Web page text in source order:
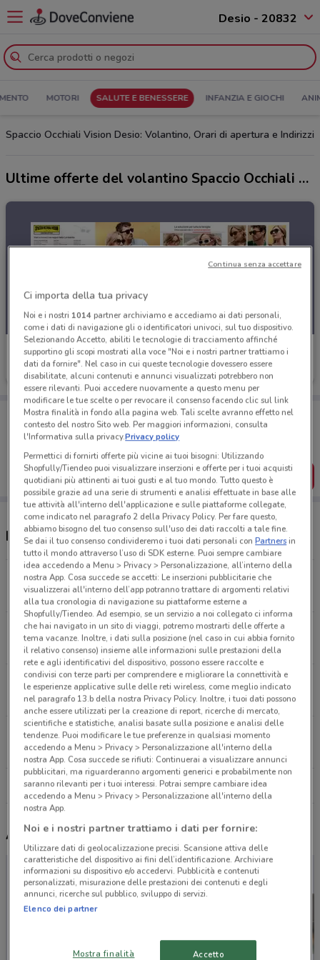
Desio - 20832
MOTORI SALUTE E BENESSERE INFANZIA E GIOCHI
Spaccio Occhiali Vision Desio: Volantino, Orari di apertura e Indirizzi
Ultime offerte del volantino Spaccio Occhiali Vision
Spaccio Occhiali Vision
Scade il 31/08
Porta DoveConviene sempre con te!
Puoi trovare le migliori offerte dei negozi vicino a te,
salvarle e creare la tua lista del risparmio, comodamente
SCARICA L’APP
Negozi Spaccio Occhiali Vision a Desio
Via per Alzate 22 Cantù
14.6 km
CHIUSO
Via A. Vassallo, 50 Pessano Con Bornago
16.4 km
CHIUSO
Via Trieste 13 Erba
20.3 km
CHIUSO
Via Cesare Battisti 57 Legnano
22.6 km
CHIUSO
Tutti i negozi Spaccio Occhiali Vision
Altri volantini nelle vicinanze
Ci importa della tua privacy
Noi e i nostri 1014partner archiviamo e accediamo ai dati personali,
come i dati di navigazione gli o identificatori univoci, sul tuo dispositivo.
Selezionando Accetto, abiliti le tecnologie di tracciamento affinché
supportino gli scopi mostrati alla voce "Noi e i nostri partner trattiamo i
dati da fornire". Nel caso in cui queste tecnologie dovessero essere
disabilitate, alcuni contenuti e annunci visualizzati potrebbero non
essere rilevanti. Puoi accedere nuovamente a questo menu per
modificare le tue scelte o per revocare il consenso facendo clic sul link
Mostra finalità in fondo alla pagina web. Tali scelte avranno effetto nel
contesto del nostro Sito web. Per maggiori informazioni, consulta
l'Informativa sulla privacy.Privacy policy
Permettici di fornirti offerte più vicine ai tuoi bisogni: Utilizzando
Shopfully/Tiendeo puoi visualizzare inserzioni e offerte per i tuoi acquisti
quotidiani più attinenti ai tuoi gusti e al tuo mondo. Tutto questo è
possibile grazie ad una serie di strumenti e analisi effettuate in base alle
tue attività all'interno dell'applicazione e sulle piattaforme collegate,
come indicato nel paragrafo 2 della Privacy Policy. Per fare questo,
abbiamo bisogno del tuo consenso sull'uso dei dati raccolti a tale fine.
Se dai il tuo consenso condivideremo i tuoi dati personali conPartnersin
tutto il mondo attraverso l’uso di SDK esterne. Puoi sempre cambiare
idea accedendo a Menu > Privacy > Personalizzazione, all’interno della
nostra App. Cosa succede se accetti: Le inserzioni pubblicitarie che
visualizzerai all'interno dell’app potranno trattare di argomenti relativi
alla tua cronologia di navigazione su piattaforme esterne a
Shopfully/Tiendeo. Ad esempio, se un servizio a noi collegato ci informa
che hai navigato in un sito di viaggi, potremo mostrarti delle offerte a
tema vacanze. Inoltre, i dati sulla posizione (nel caso in cui abbia fornito
il relativo consenso) insieme alle informazioni sulle prestazioni della
rete e agli identificativi del dispositivo, possono essere raccolte e
condivisi con terze parti per comprendere e migliorare la connettività e
le esperienze applicative sulle delle reti wireless, come meglio indicato
nel paragrafo 13.b della nostra Privacy Policy. Inoltre, i tuoi dati possono
anche essere utilizzati per la creazione di report, ricerche di mercato,
scientifiche e statistiche, analisi basate sulla posizione e analisi delle
tendenze. Puoi modificare le tue preferenze in qualsiasi momento
accedendo a Menu > Privacy > Personalizzazione all'interno della
nostra App. Cosa succede se rifiuti: Continuerai a visualizzare annunci
pubblicitari, ma riguarderanno argomenti generici e probabilmente non
saranno rilevanti per i tuoi interessi. Potrai sempre cambiare idea
accedendo a Menu > Privacy > Personalizzazione all'interno della
nostra App.
Noi e i nostri partner trattiamo i dati per fornire:
Utilizzare dati di geolocalizzazione precisi. Scansione attiva delle
caratteristiche del dispositivo ai fini dell’identificazione. Archiviare
informazioni su dispositivo e/o accedervi. Pubblicità e contenuti
personalizzati, misurazione delle prestazioni dei contenuti e degli
annunci, ricerche sul pubblico, sviluppo di servizi.
Elenco dei partner
Mostra finalità Accetto
Continua senza accettare